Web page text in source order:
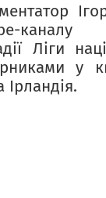
каналу
Ліги
у
Ірландія.